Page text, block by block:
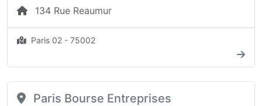
134 Rue Reaumur
Paris 02 - 75002
Paris Bourse Entreprises